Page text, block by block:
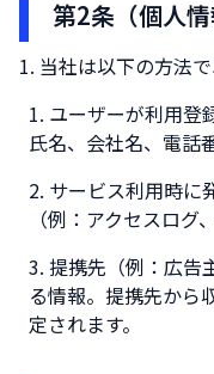
第2条（個人情
当社は以下の方法
ユーザーが利用登
氏名、会社名、電話
サービス利用時に
（例：アクセスログ
提携先（例：広告
る情報。提携先から
定されます。